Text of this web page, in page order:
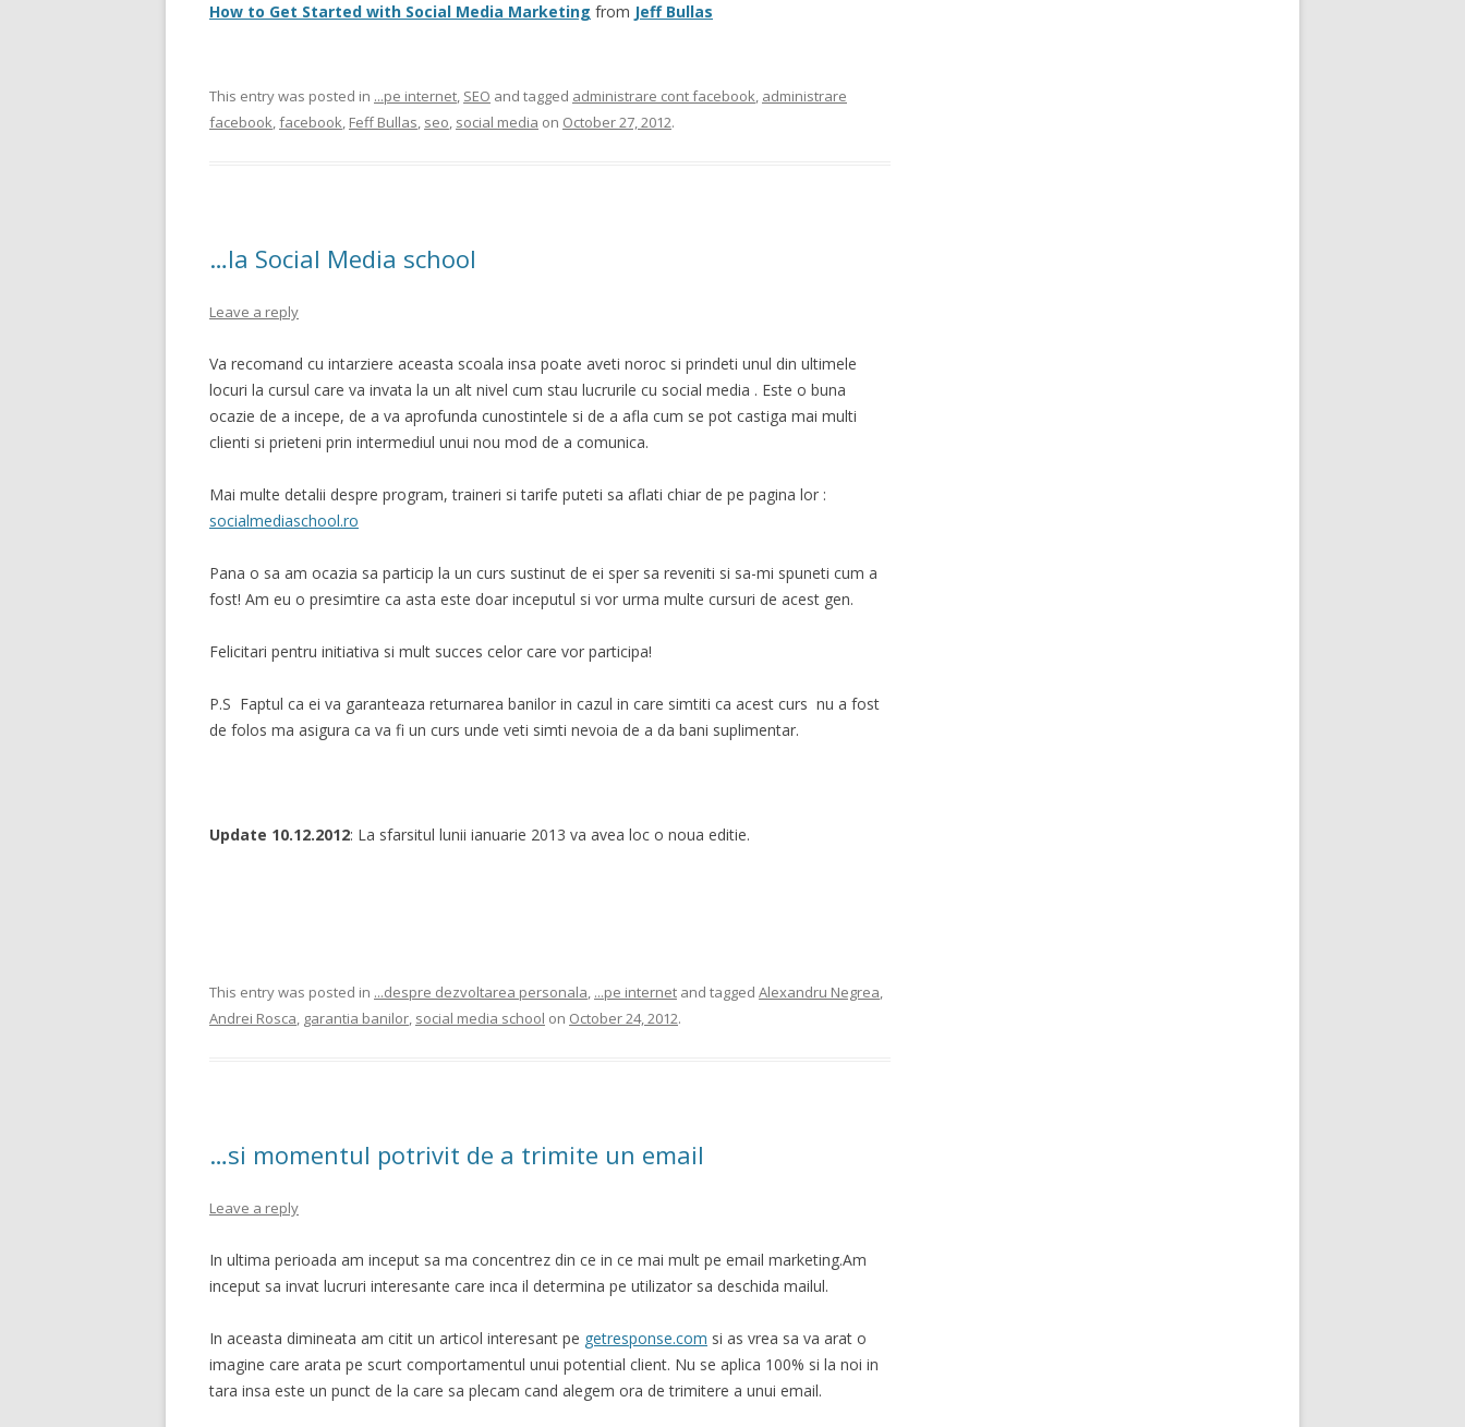
How to Get Started with Social Media Marketing from Jeff Bullas
This entry was posted in ...pe internet, SEO and tagged administrare cont facebook, administrare
facebook,facebook, Feff Bullas, seo, social media on October 27, 2012.
…la Social Media school
Leave a reply
Va recomand cu intarziere aceasta scoala insa poate aveti noroc si prindeti unul din ultimele
locuri la cursul care va invata la un alt nivel cum stau lucrurile cu social media . Este o buna
ocazie de a incepe, de a va aprofunda cunostintele si de a afla cum se pot castiga mai multi
clienti si prieteni prin intermediul unui nou mod de a comunica.
Mai multe detalii despre program, traineri si tarife puteti sa aflati chiar de pe pagina lor :
socialmediaschool.ro
Pana o sa am ocazia sa particip la un curs sustinut de ei sper sa reveniti si sa-mi spuneti cum a
fost! Am eu o presimtire ca asta este doar inceputul si vor urma multe cursuri de acest gen.
Felicitari pentru initiativa si mult succes celor care vor participa!
P.S Faptul ca ei va garanteaza returnarea banilor in cazul in care simtiti ca acest curs nu a fost
de folos ma asigura ca va fi un curs unde veti simti nevoia de a da bani suplimentar.
Update 10.12.2012: La sfarsitul lunii ianuarie 2013 va avea loc o noua editie.
This entry was posted in ...despre dezvoltarea personala, ...pe internet and tagged Alexandru Negrea,
Andrei Rosca, garantia banilor, social media school on October 24, 2012.
…si momentul potrivit de a trimite un email
Leave a reply
In ultima perioada am inceput sa ma concentrez din ce in ce mai mult pe email marketing.Am
inceput sa invat lucruri interesante care inca il determina pe utilizator sa deschida mailul.
In aceasta dimineata am citit un articol interesant pe getresponse.com si as vrea sa va arat o
imagine care arata pe scurt comportamentul unui potential client. Nu se aplica 100% si la noi in
tara insa este un punct de la care sa plecam cand alegem ora de trimitere a unui email.